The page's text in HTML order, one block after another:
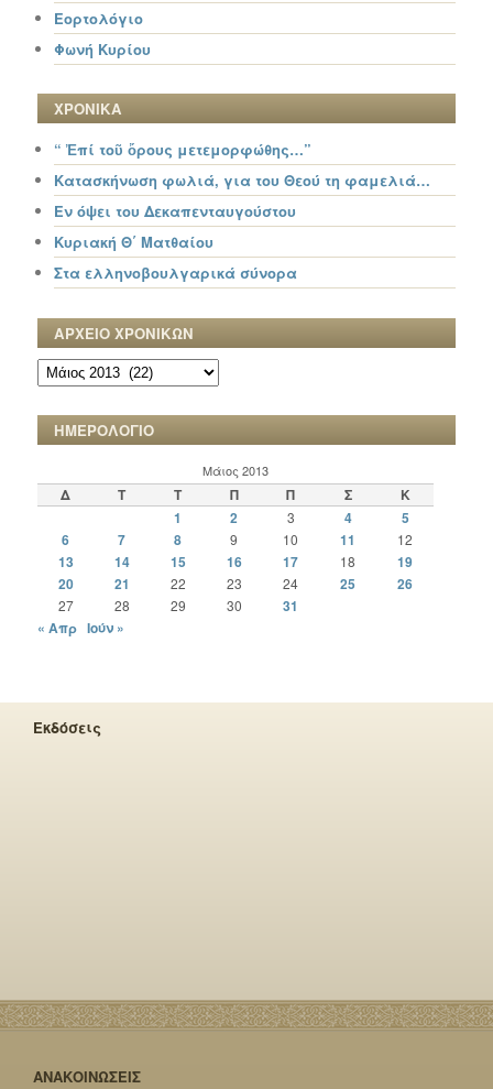
Εορτολόγιο
Φωνή Κυρίου
ΧΡΟΝΙΚΑ
“ Ἐπί τοῦ ὄρους μετεμορφώθης…”
Κατασκήνωση φωλιά, για του Θεού τη φαμελιά…
Εν όψει του Δεκαπενταυγούστου
Κυριακή Θ΄ Ματθαίου
Στα ελληνοβουλγαρικά σύνορα
ΑΡΧΕΙΟ ΧΡΟΝΙΚΩΝ
ΑΡΧΕΙΟ
ΧΡΟΝΙΚΩΝ
ΗΜΕΡΟΛΟΓΙΟ
Μάιος 2013
Δ Τ Τ Π Π Σ
Κ
1
2 3 4
5
6
7 8 9 10 11 12
13 14 15 16 17 18
19
20
21 22 23 24 25 26
27 28 29 30
31
« Απρ Ιούν »
Εκδόσεις
ΑΝΑΚΟΙΝΩΣΕΙΣ